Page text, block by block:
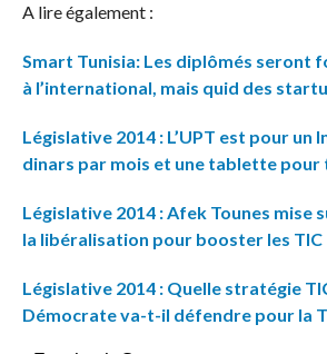
A lire également :
Smart Tunisia: Les diplômés seront
à l’international, mais quid des
Législative 2014 : L’UPT est pour un
dinars par mois et une tablette pour
Législative 2014 : Afek Tounes mise
la libéralisation pour booster les TIC
Législative 2014 : Quelle stratégie
Démocrate va-t-il défendre pour la